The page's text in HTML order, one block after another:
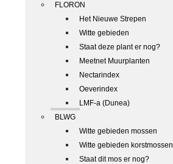
FLORON
Het Nieuwe Strepen
Witte gebieden
Staat deze plant er nog?
Meetnet Muurplanten
Nectarindex
Oeverindex
LMF-a (Dunea)
BLWG
Witte gebieden mossen
Witte gebieden korstmossen
Staat dit mos er nog?